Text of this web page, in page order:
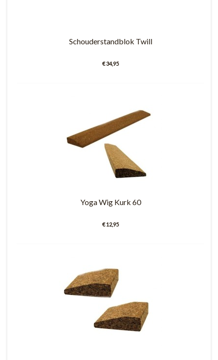
Schouderstandblok Twill
€ 34,95
Yoga Wig Kurk 60
€ 12,95